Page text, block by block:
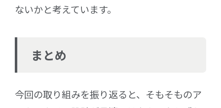
ないかと考えています。
まとめ
今回の取り組みを振り返ると、そもそものア